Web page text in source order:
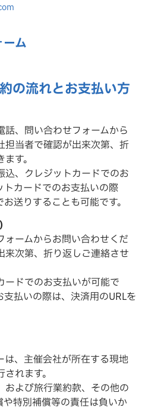
ム
の流れとお支払い方
、問い合わせフォームから
担当者で確認が出来次第、折
ます。
込、クレジットカードでのお
カードでのお支払いの際
送りすることも可能です。
ームからお問い合わせくだ
来次第、折り返しご連絡させ
ードでのお支払いが可能で
払いの際は、決済用のURLを
、主催会社が所在する現地
れます。
および旅行業約款、その他の
特別補償等の責任は負いか